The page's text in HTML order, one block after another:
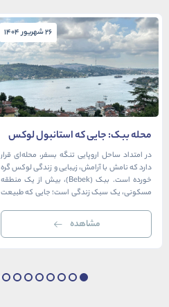
26 شهریور 1404
محله ببک: جایی که استانبول لوکس
در آغوش بسفر آرام می‌گیرد
در امتداد ساحل اروپایی تنگه بسفر، محله‌ای قرار
دارد که نامش با آرامش، زیبایی و زندگی لوکس گره
خورده است. ببک (Bebek)، بیش از یک منطقه
مسکونی، یک سبک زندگی است؛ جایی که طبیعت
رستوران‌ها و ویلاها در هم آمیخته و تصویری
بی‌نظیر از استانبول معاصر را به […]
مشاهده